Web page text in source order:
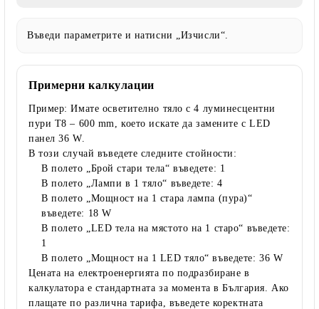
Въведи параметрите и натисни „Изчисли“.
Примерни калкулации
Пример: Имате осветително тяло с4 луминесцентни
пури T8 – 600 mm, което искате да замените сLED
панел 36 W.
В този случай въведете следните стойности:
В полето „Брой стари тела“ въведете: 1
В полето „Лампи в 1 тяло“ въведете:4
В полето „Мощност на 1 стара лампа (пура)“
въведете: 18 W
В полето „LED тела на мястото на 1 старо“ въведете:
1
В полето „Мощност на 1 LED тяло“ въведете:36 W
Цената на електроенергията по подразбиране в
калкулатора е стандартната за момента в България. Ако
плащате по различна тарифа, въведете коректната